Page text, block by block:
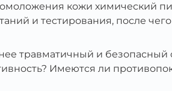
кожи химический
и тестирования, после
травматичный и безопасный
Имеются ли